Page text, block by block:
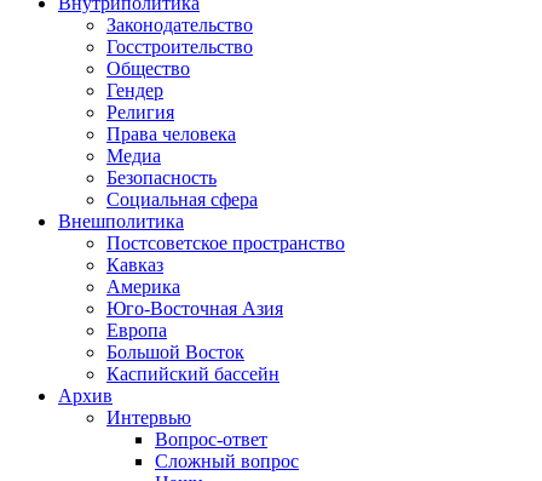
Законодательство
Госстроительство
Общество
Гендер
Религия
Права человека
Медиа
Безопасность
Социальная сфера
Внешполитика
Постсоветское пространство
Кавказ
Америка
Юго-Восточная Азия
Европа
Большой Восток
Каспийский бассейн
Архив
Интервью
Вопрос-ответ
Сложный вопрос